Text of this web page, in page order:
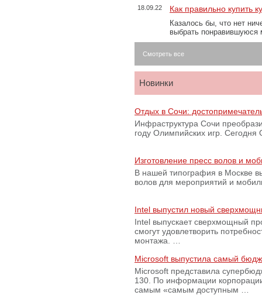
18.09.22 Как правильно купить
Казалось бы, что нет
выбрать
Смотреть все
Новинки
Отдых в Сочи:
Инфраструктура Сочи
году Олимпийских игр.
Изготовление пресс волов и
В нашей типография в Москве
волов для мероприятий и
Intel выпустил новый
Intel выпускает сверхмощный
смогут удовлетворить
монтажа. …
Microsoft выпустила самый
Microsoft представила
130. По информации
самым «самым доступным …